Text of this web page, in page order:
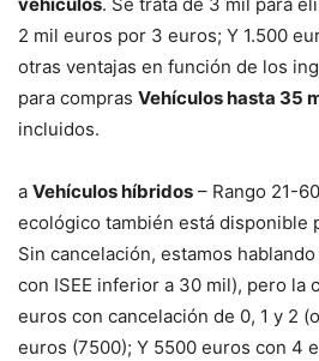
2 mil euros por 3 euros; Y 1.500
otras ventajas en función de los
para compras Vehículos hasta 35
incluidos.
a Vehículos híbridos – Rango 21-
ecológico también está disponible
Sin cancelación, estamos
con ISEE inferior a 30 mil), pero la
euros con cancelación de 0, 1 y 2
euros (7500); Y 5500 euros con 4